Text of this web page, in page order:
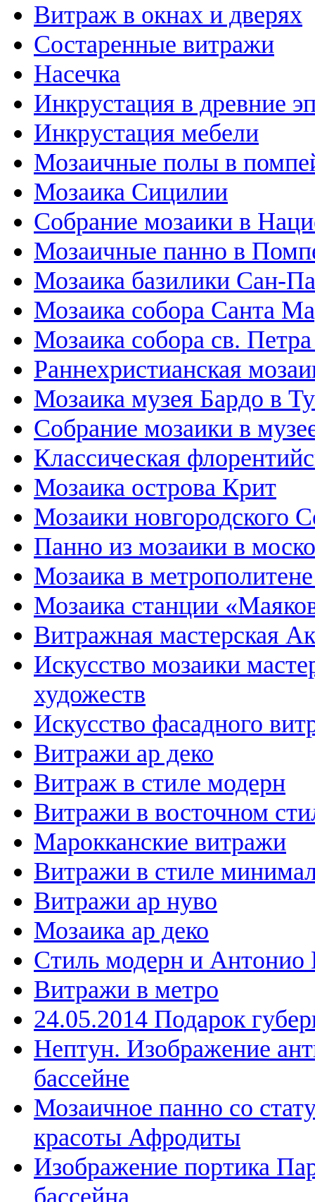
Витраж в окнах и дверях
Состаренные витражи
Насечка
Инкрустация в древние
Инкрустация мебели
Мозаичные полы в
Мозаика Сицилии
Собрание мозаики в
Мозаичные панно в
Мозаика базилики Сан-
Мозаика собора Санта
Мозаика собора св.
Раннехристианская
Мозаика музея Бардо в
Собрание мозаики в
Классическая
Мозаика острова Крит
Мозаики новгородского
Панно из мозаики в
Мозаика в
Мозаика станции
Витражная мастерская
Искусство мозаики
художеств
Искусство фасадного
Витражи ар деко
Витраж в стиле модерн
Витражи в восточном
Марокканские витражи
Витражи в стиле
Витражи ар нуво
Мозаика ар деко
Стиль модерн и Антонио
Витражи в метро
24.05.2014 Подарок
Нептун. Изображение
бассейне
Мозаичное панно со
красоты Афродиты
Изображение портика
бассейна